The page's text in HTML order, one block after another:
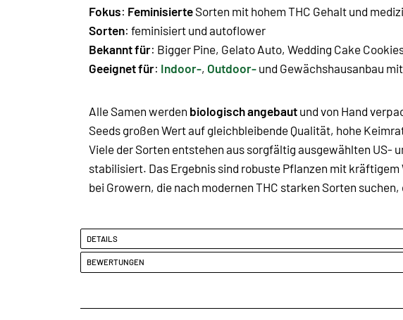
Fokus: Feminisierte Sorten mit hohem THC Gehalt und
Sorten: feminisiert und autoflower
Bekannt für: Bigger Pine, Gelato Auto, Wedding Cake
Geeignet für: Indoor-, Outdoor- und Gewächshausanbau
Alle Samen werden biologisch angebaut und von Hand
Seeds großen Wert auf gleichbleibende Qualität, hohe
Viele der Sorten entstehen aus sorgfältig ausgewählten US-
stabilisiert. Das Ergebnis sind robuste Pflanzen mit
bei Growern, die nach modernen THC starken Sorten
DETAILS
BEWERTUNGEN